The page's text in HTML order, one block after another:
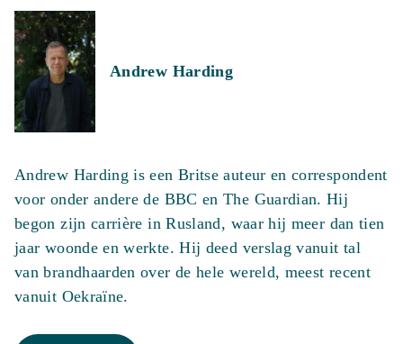
Andrew Harding
Andrew Harding is een Britse auteur en correspondent
voor onder andere de BBC en The Guardian. Hij
begon zijn carrière in Rusland, waar hij meer dan tien
jaar woonde en werkte. Hij deed verslag vanuit tal
van brandhaarden over de hele wereld, meest recent
vanuit Oekraïne.